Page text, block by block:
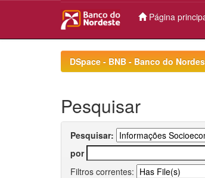
Página
DSpace - BNB - Banco do
Pesquisar
Pesquisar:
por
Filtros correntes: